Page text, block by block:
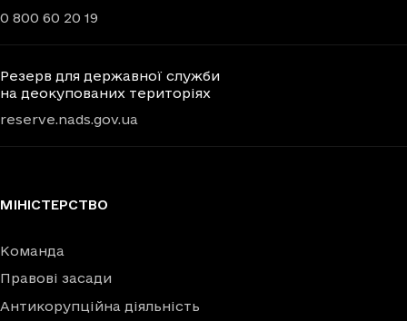
0 800 60 20 19
Резерв для державної служби
на деокупованих територіях
reserve.nads.gov.ua
МІНІСТЕРСТВО
Команда
Правові засади
Антикорупційна діяльність